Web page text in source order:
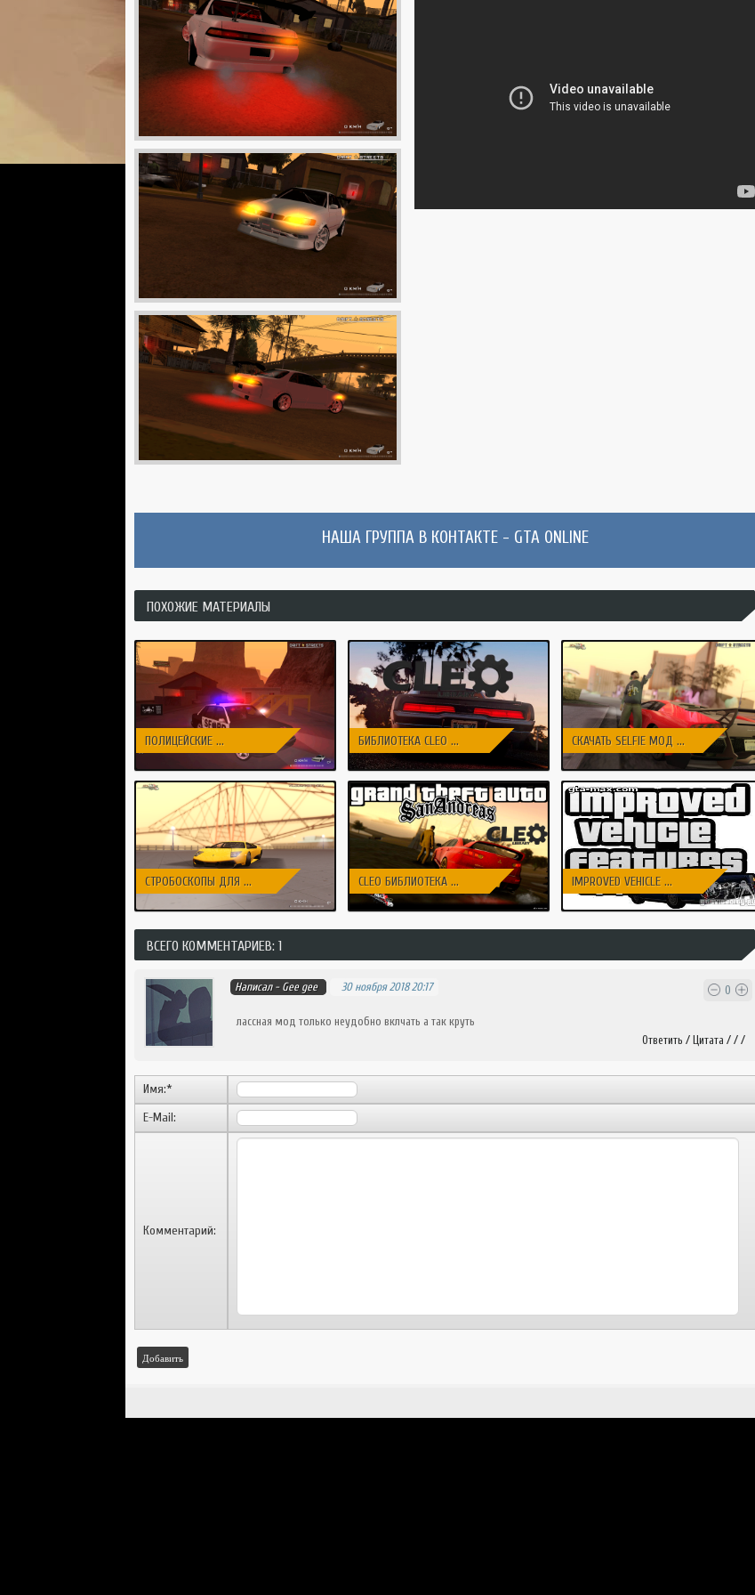
НАША ГРУППА В КОНТАКТЕ - GTA ONLINE
ПОХОЖИЕ МАТЕРИАЛЫ
ПОЛИЦЕЙСКИЕ ... БИБЛИОТЕКА CLEO ... СКАЧАТЬ SELFIE МОД ...
СТРОБОСКОПЫ ДЛЯ ... CLEO БИБЛИОТЕКА ... IMPROVED VEHICLE ...
ВСЕГО КОММЕНТАРИЕВ: 1
Написал - Gee gee 30 ноября 2018 20:17 0
лассная мод только неудобно вклчать а так круть
Ответить / Цитата / / /
Имя:*
E-Mail:
Комментарий:
Добавить